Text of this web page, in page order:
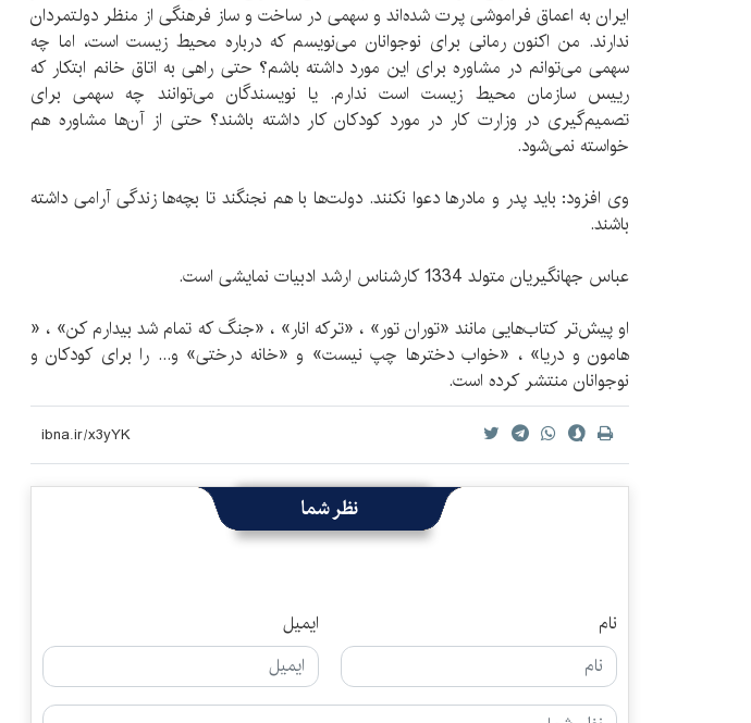
ایران به اعماق فراموشی پرت شده‌اند و سهمی در ساخت و ساز فرهنگی از منظر دولتمردان
ندارند. من اکنون رمانی برای نوجوانان می‌نویسم که درباره محیط زیست است، اما چه
سهمی می‌توانم در مشاوره برای این مورد داشته باشم؟ حتی راهی به اتاق خانم ابتکار که
رییس سازمان محیط زیست است ندارم. یا نویسندگان می‌توانند چه سهمی برای
تصمیم‌گیری در وزارت کار در مورد کودکان کار داشته باشند؟ حتی از آن‌ها مشاوره هم
خواسته نمی‌شود.
وی افزود: باید پدر و مادرها دعوا نکنند. دولت‌ها با هم نجنگند تا بچه‌ها زندگی آرامی داشته
باشند.
عباس جهانگیریان متولد 1334 کارشناس ارشد ادبیات نمایشی است.
او پیش‌تر کتاب‌هایی مانند «توران تور» ، «ترکه انار» ، «جنگ که تمام شد بیدارم کن» ، «
هامون و دریا» ، «خواب دخترها چپ نیست» و «خانه درختی» و... را برای کودکان و
نوجوانان منتشر کرده است.
نظر شما
نام ایمیل